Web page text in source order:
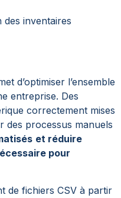
des inventaires
d’optimiser l’ensemble
entreprise. Des
correctement mises
processus manuels
et réduire
pour
de fichiers CSV à partir